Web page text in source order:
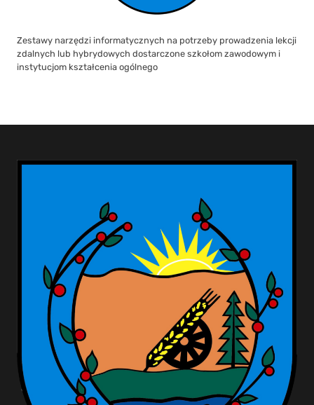
Zestawy narzędzi informatycznych na potrzeby prowadzenia lekcji
zdalnych lub hybrydowych dostarczone szkołom zawodowym i
instytucjom kształcenia ogólnego